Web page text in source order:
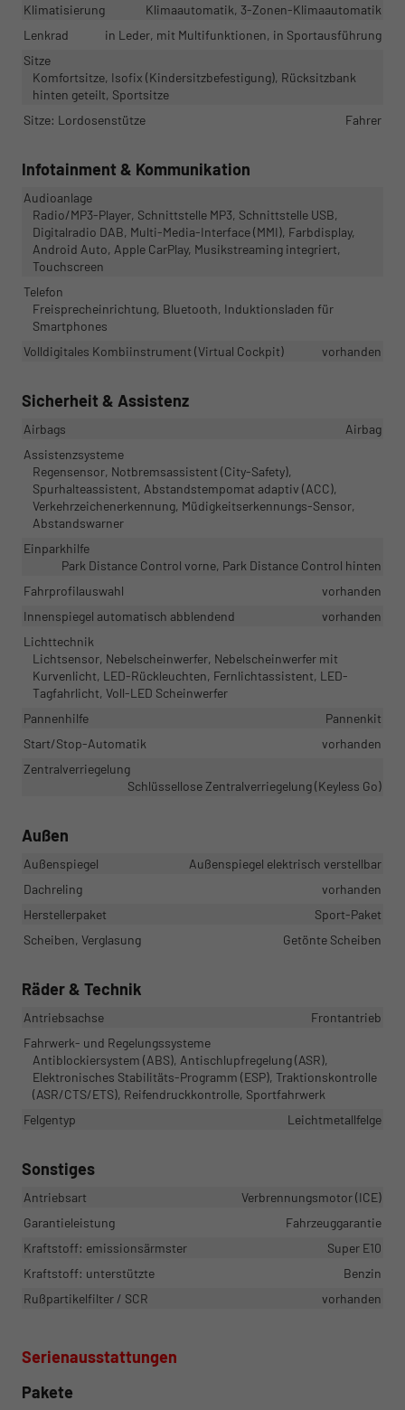
Klimatisierung
Klimaautomatik, 3-Zonen-Klimaautomatik
Lenkrad
in Leder, mit Multifunktionen, in Sportausführung
Sitze
Komfortsitze, Isofix (Kindersitzbefestigung), Rücksitzbank
hinten geteilt, Sportsitze
Sitze: Lordosenstütze
Fahrer
Infotainment & Kommunikation
Audioanlage
Radio/MP3-Player, Schnittstelle MP3, Schnittstelle USB,
Digitalradio DAB, Multi-Media-Interface (MMI), Farbdisplay,
Android Auto, Apple CarPlay, Musikstreaming integriert,
Touchscreen
Telefon
Freisprecheinrichtung, Bluetooth, Induktionsladen für
Smartphones
Volldigitales Kombiinstrument (Virtual Cockpit)
vorhanden
Sicherheit & Assistenz
Airbags
Airbag
Assistenzsysteme
Regensensor, Notbremsassistent (City-Safety),
Spurhalteassistent, Abstandstempomat adaptiv (ACC),
Verkehrzeichenerkennung, Müdigkeitserkennungs-Sensor,
Abstandswarner
Einparkhilfe
Park Distance Control vorne, Park Distance Control hinten
Fahrprofilauswahl
vorhanden
Innenspiegel automatisch abblendend
vorhanden
Lichttechnik
Lichtsensor, Nebelscheinwerfer, Nebelscheinwerfer mit
Kurvenlicht, LED-Rückleuchten, Fernlichtassistent, LED-
Tagfahrlicht, Voll-LED Scheinwerfer
Pannenhilfe
Pannenkit
Start/Stop-Automatik
vorhanden
Zentralverriegelung
Schlüssellose Zentralverriegelung (Keyless Go)
Außen
Außenspiegel
Außenspiegel elektrisch verstellbar
Dachreling
vorhanden
Herstellerpaket
Sport-Paket
Scheiben, Verglasung
Getönte Scheiben
Räder & Technik
Antriebsachse
Frontantrieb
Fahrwerk- und Regelungssysteme
Antiblockiersystem (ABS), Antischlupfregelung (ASR),
Elektronisches Stabilitäts-Programm (ESP), Traktionskontrolle
(ASR/CTS/ETS), Reifendruckkontrolle, Sportfahrwerk
Felgentyp
Leichtmetallfelge
Sonstiges
Antriebsart
Verbrennungsmotor (ICE)
Garantieleistung
Fahrzeuggarantie
Kraftstoff: emissionsärmster
Super E10
Kraftstoff: unterstützte
Benzin
Rußpartikelfilter / SCR
vorhanden
Serienausstattungen
Pakete